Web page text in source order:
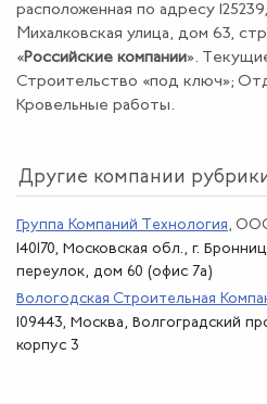
расположенная по адресу
Михалковская улица, дом 63,
«Российские компании».
Строительство «под ключ»;
Кровельные работы.
Другие компании
Группа Компаний Технология ,
140170, Московская обл., г.
переулок, дом 60 (офис 7а)
Вологодская Строительная
109443, Москва, Волгоградский
корпус 3